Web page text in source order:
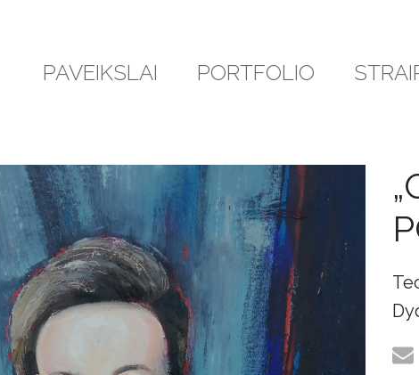
PAVEIKSLAI PORTFOLIO